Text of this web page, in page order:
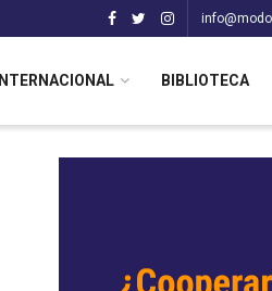
INTERNACIONAL BIBLIOTECA